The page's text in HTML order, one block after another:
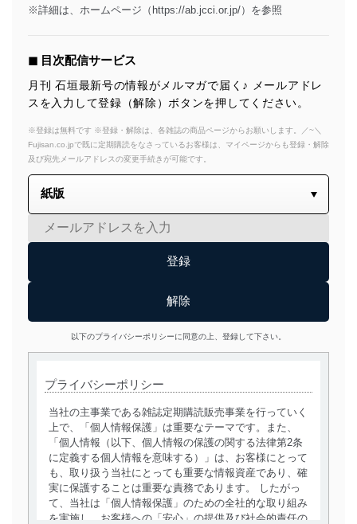
※詳細は、ホームページ（https://ab.jcci.or.jp/）を参照
◼︎ 目次配信サービス
月刊 石垣最新号の情報がメルマガで届く♪ メールアドレ
スを入力して登録（解除）ボタンを押してください。
※登録は無料です ※登録・解除は、各雑誌の商品ページからお願いします。／~＼
Fujisan.co.jpで既に定期購読をなさっているお客様は、マイページからも登録・解除
及び宛先メールアドレスの変更手続きが可能です。
以下のプライバシーポリシーに同意の上、登録して下さい。
プライバシーポリシー
当社の主事業である雑誌定期購読販売事業を行っていく
上で、「個人情報保護」は重要なテーマです。また、
「個人情報（以下、個人情報の保護の関する法律第2条
に定義する個人情報を意味する）」は、お客様にとって
も、取り扱う当社にとっても重要な情報資産であり、確
実に保護することは重要な責務であります。 したがっ
て、当社は「個人情報保護」のための全社的な取り組み
を実施し、お客様への「安心」の提供及び社会的責任の